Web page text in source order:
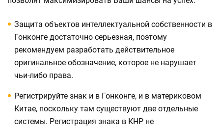
Защита объектов интеллектуальной собственности в
Гонконге достаточно серьезная, поэтому
рекомендуем разработать действительное
оригинальное обозначение, которое не нарушает
чьи-либо права.
Регистрируйте знак и в Гонконге, и в материковом
Китае, поскольку там существуют две отдельные
системы. Регистрация знака в КНР не